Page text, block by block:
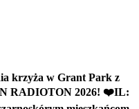
krzyża w Grant Park z
RADIOTON 2026! ❤️IL: